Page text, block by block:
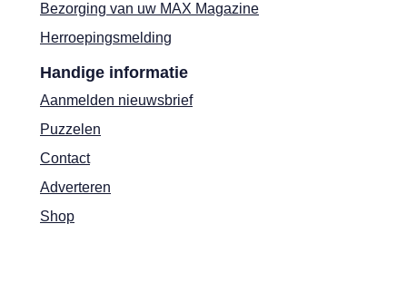
Bezorging van uw MAX Magazine
Herroepingsmelding
Handige informatie
Aanmelden nieuwsbrief
Puzzelen
Contact
Adverteren
Shop